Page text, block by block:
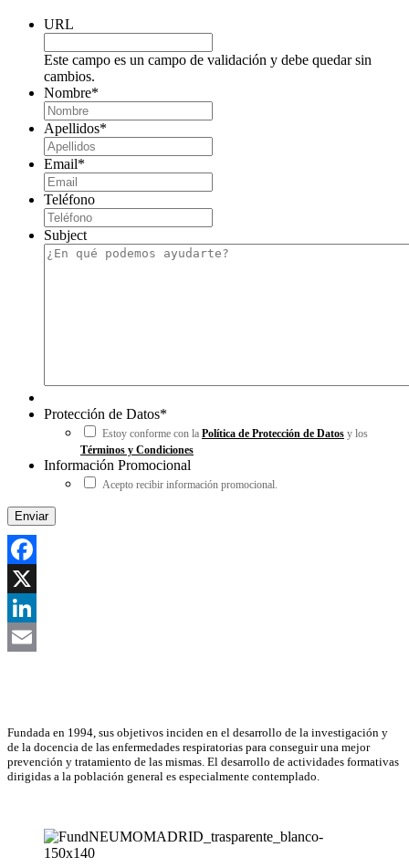
URL
Este campo es un campo de validación y debe quedar sin
cambios.
Nombre*
Apellidos*
Email*
Teléfono
Subject
Protección de Datos*
Estoy conforme con la Política de Protección de Datos y los
Términos y Condiciones
Información Promocional
Acepto recibir información promocional.
Facebook
X
LinkedIn
Fundada en 1994, sus objetivos inciden en el desarrollo de la investigación y
de la docencia de las enfermedades respiratorias para conseguir una mejor
prevención y tratamiento de las mismas. El desarrollo de actividades formativas
dirigidas a la población general es especialmente contemplado.